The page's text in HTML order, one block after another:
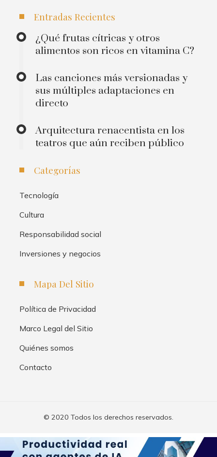
Entradas Recientes
¿Qué frutas cítricas y otros
alimentos son ricos en vitamina C?
Las canciones más versionadas y
sus múltiples adaptaciones en
directo
Arquitectura renacentista en los
teatros que aún reciben público
Categorías
Tecnología
Cultura
Responsabilidad social
Inversiones y negocios
Mapa Del Sitio
Política de Privacidad
Marco Legal del Sitio
Quiénes somos
Contacto
© 2020 Todos los derechos reservados.